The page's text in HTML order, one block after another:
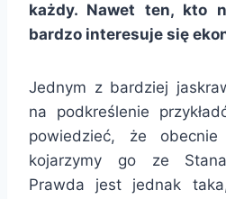
każdy. Nawet ten, kto
bardzo interesuje się
Jednym z bardziej
na podkreślenie
powiedzieć, że
kojarzymy go ze
Prawda jest jednak